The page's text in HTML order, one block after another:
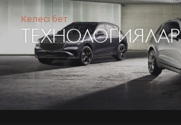
Келесі бет
ТЕХНОЛОГИЯЛАР